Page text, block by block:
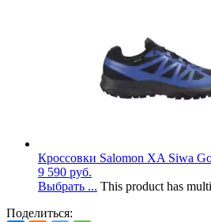
Кроссовки Salomon XA Siwa
9 590 руб.
Выбрать ... This product has
Поделиться: